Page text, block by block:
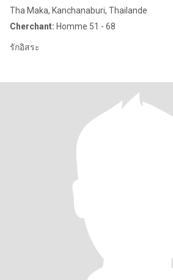
Tha Maka, Kanchanaburi, Thailande
Cherchant: Homme 51 - 68
รักอิสระ